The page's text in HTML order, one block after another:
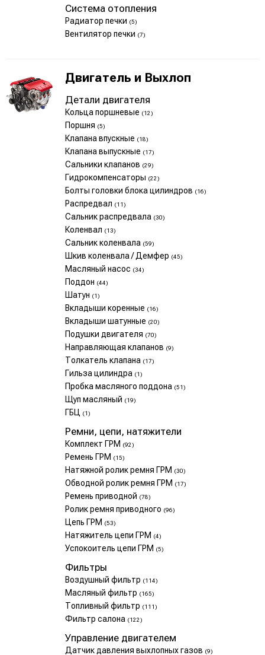
Система отопления
Радиатор печки (5)
Вентилятор печки (7)
Двигатель и Выхлоп
Детали двигателя
Кольца поршневые (12)
Поршня (5)
Клапана впускные (18)
Клапана выпускные (17)
Сальники клапанов (29)
Гидрокомпенсаторы (22)
Болты головки блока цилиндров (16)
Распредвал (11)
Сальник распредвала (30)
Коленвал (13)
Сальник коленвала (59)
Шкив коленвала / Демфер (45)
Масляный насос (34)
Поддон (44)
Шатун (1)
Вкладыши коренные (16)
Вкладыши шатунные (20)
Подушки двигателя (70)
Направляющая клапанов (9)
Толкатель клапана (17)
Гильза цилиндра (1)
Пробка масляного поддона (51)
Щуп масляный (19)
ГБЦ (1)
Ремни, цепи, натяжители
Комплект ГРМ (92)
Ремень ГРМ (15)
Натяжной ролик ремня ГРМ (30)
Обводной ролик ремня ГРМ (17)
Ремень приводной (78)
Ролик ремня приводного (96)
Цепь ГРМ (53)
Натяжитель цепи ГРМ (4)
Успокоитель цепи ГРМ (5)
Фильтры
Воздушный фильтр (114)
Масляный фильтр (165)
Топливный фильтр (111)
Фильтр салона (122)
Управление двигателем
Датчик давления выхлопных газов (9)